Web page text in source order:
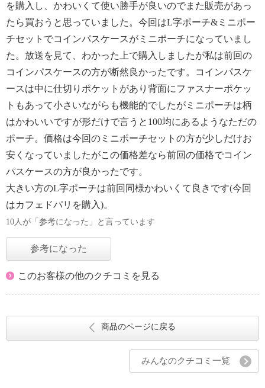
を購入し、かわいくて使い勝手が良いのでまた販売があっ
たら買おうと思っていました。今回はL字ポーチ&ミニポー
チセットでコインパスケースがミニポーチになっていまし
た。放送を見て、わかった上で購入しましたが私は前回の
コインパスケースの方が断然良かったです。コインパスケ
ースは中に仕切りポケットがあり背面にファスナーポケッ
トもあって小さいながらも機能的でしたがミニポーチは柄
はかわいいですが形だけで言うと100均にあるようなただの
ポーチ。価格は今回のミニポーチセットの方が少しだけお
安くなっていましたがこの価格差なら前回の価格でコイン
パスケースの方が良かったです。
大きい方のL字ポーチは前回同様かわいくて良きです(今回
はカフェドパリを購入)。
10人が「参考になった」と言っています
参考になった
このお客様の他のクチコミを見る
商品のページに戻る
みんなのクチコミ一覧